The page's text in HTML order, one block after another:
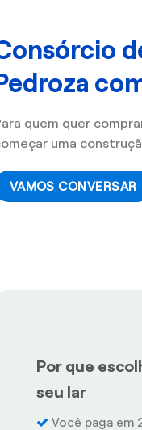
quem quer
uma
VAMOS CONVERSAR
Por que
seu lar
Você paga em